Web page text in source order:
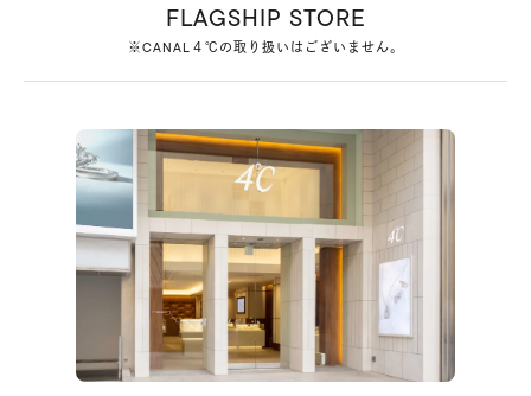
#ペア #ダイヤモンド ネックレス
#エタニティ #くまのプーさん
すべてのジュエリー
FLAGSHIP STORE
※CANAL４℃の取り扱いはございません。